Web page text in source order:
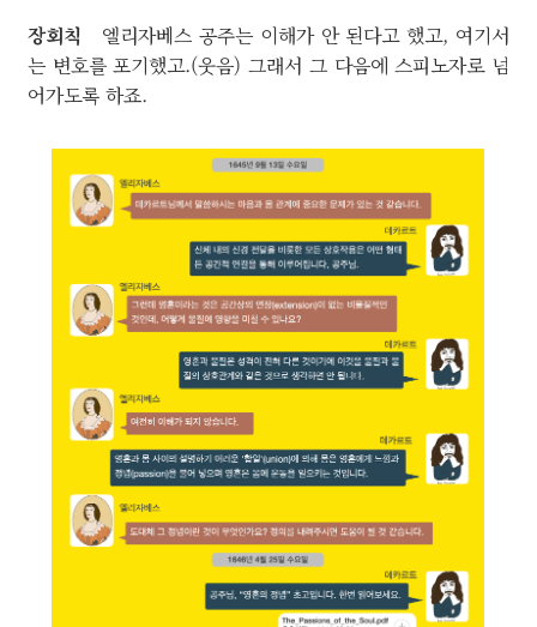
장회칙 엘리자베스 공주는 이해가 안 된다고 했고, 여기서
는 변호를 포기했고.(웃음) 그래서 그 다음에 스피노자로 넘
어가도록 하죠.